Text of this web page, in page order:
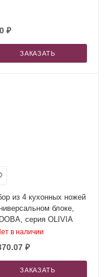
₽
ЗАКАЗАТЬ
из 4 кухонных ножей
блоке,
серия OLIVIA
в наличии
₽
ЗАКАЗАТЬ